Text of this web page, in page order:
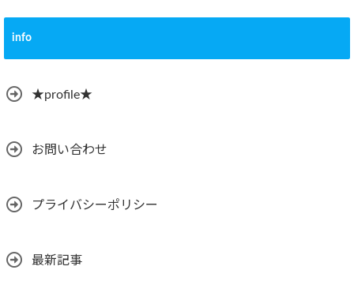
info
★profile★
お問い合わせ
プライバシーポリシー
最新記事